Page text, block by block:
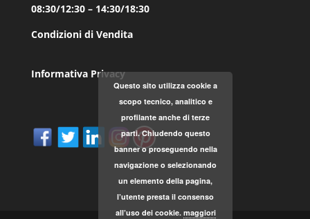
08:30/12:30 – 14:30/18:30
Condizioni di Vendita
Informativa Privacy
Questo sito utilizza cookie a
scopo tecnico, analitico e
profilante anche di terze
parti. Chiudendo questo
banner o proseguendo nella
navigazione o selezionando
un elemento della pagina,
l’utente presta il consenso
all’uso dei cookie. maggiori